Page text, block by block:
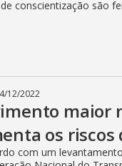
conscientização são
12/2022
maior
os riscos
com um